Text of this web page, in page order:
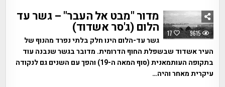
17 9615
מדור "מבט אל העבר" – גשר עד
הלום (ג'סר אשדוד)
גשר עד-הלום הינו חלק בלתי נפרד מהנוף של
העיר אשדוד שבשפלת החוף הדרומית. מדובר בגשר שנבנה עוד
בתקופה העותמאנית (סוף המאה ה-19) והפך עם השנים גם לנקודה
עיקרית מאחר והיה…